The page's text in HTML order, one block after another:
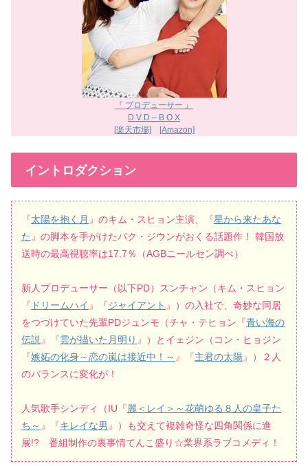
『 プロデューサー 』
D V D – B O X
[楽天市場]
[Amazon]
イントロダクション
『太陽を抱く月 』のキム・スヒョン主演、『星から来たあな
た 』の脚本を手がけたパク・ジウンがおくる話題作！ 韓国放
送時の最高視聴率は17.7％（AGBニールセン調べ）
新人プロデューサー（以下PD）スンチャン（キム・スヒョン
『 ドリームハイ 』『ジャイアント 』）の入社で、奇妙な同居
をつづけていた先輩PDジュンモ（チャ・テヒョン『青い海の
伝説 』『雲が描いた月明り 』）とイェジン（コン・ヒョジン
『嫉妬の化身～恋の嵐は接近中！～ 』『主君の太陽』）２人
のバランスに変化が！
人気歌手シンディ（IU『麗＜レイ＞～花萌ゆる８人の皇子た
ち～ 』『キレイな男 』）も交えて複雑奇怪な四角関係に進
展!? 番組制作の裏事情てんこ盛り☆業界系ラブコメディ！